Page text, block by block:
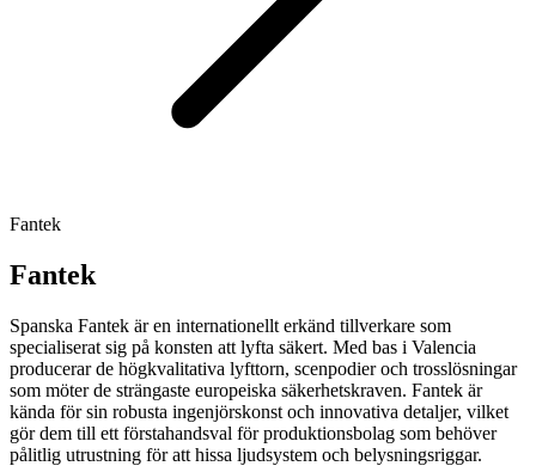
Fantek
Fantek
Spanska Fantek är en internationellt erkänd tillverkare som
specialiserat sig på konsten att lyfta säkert. Med bas i Valencia
producerar de högkvalitativa lyfttorn, scenpodier och trosslösningar
som möter de strängaste europeiska säkerhetskraven. Fantek är
kända för sin robusta ingenjörskonst och innovativa detaljer, vilket
gör dem till ett förstahandsval för produktionsbolag som behöver
pålitlig utrustning för att hissa ljudsystem och belysningsriggar.